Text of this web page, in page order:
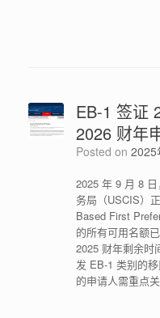
EB-1 签证
2026 财年
Posted on 2025
2025 年 9 月 8
务局（USCIS）
Based First
的所有可用名额
2025 财年剩余时
发 EB-1 类别的
的申请人需重点